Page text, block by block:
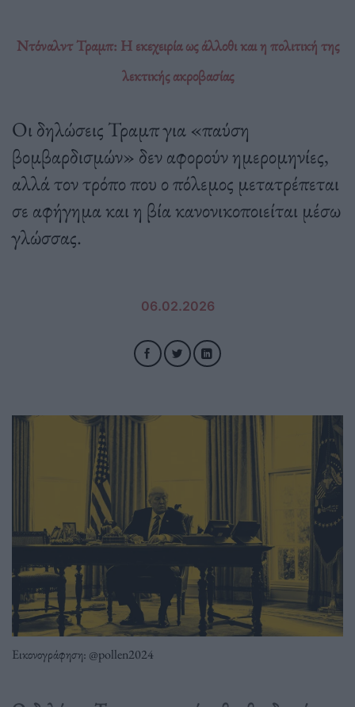
Ντόναλντ Τραμπ: Η εκεχειρία ως άλλοθι και η πολιτική της
λεκτικής ακροβασίας
Οι δηλώσεις Τραμπ για «παύση
βομβαρδισμών» δεν αφορούν ημερομηνίες,
αλλά τον τρόπο που ο πόλεμος μετατρέπεται
σε αφήγημα και η βία κανονικοποιείται μέσω
γλώσσας.
06.02.2026
Εικονογράφηση: @pollen2024